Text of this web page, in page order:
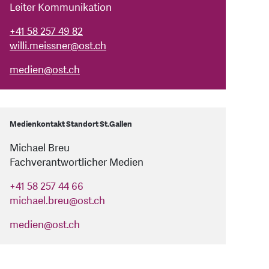
Leiter Kommunikation
+41 58 257 49 82
willi.meissner@ost.ch
medien@ost.ch
Medienkontakt Standort St.Gallen
Michael Breu
Fachverantwortlicher Medien
+41 58 257 44 66
michael.breu@ost.ch
medien@ost.ch